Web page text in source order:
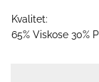
Kvalitet:
65% Viskose 30%